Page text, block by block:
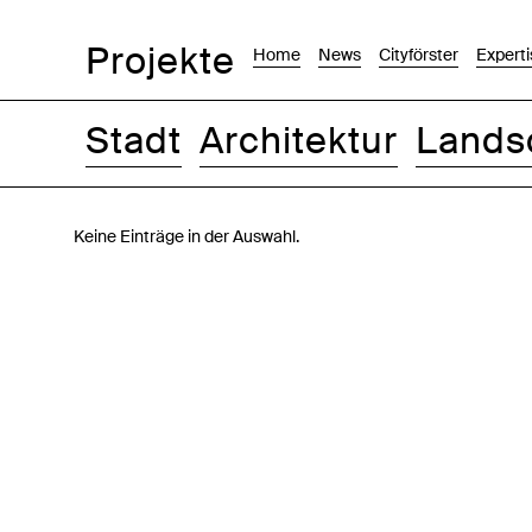
Projekte Home News Cityförster
Stadt Architektur
Keine Einträge in der Auswahl.